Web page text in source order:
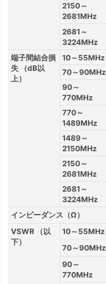
2150～
2681MHz
2681～
3224MHz
端子間結合損
失 （dB以
上）
10～55MHz
70～90MHz
90～
770MHz
770～
1489MHz
1489～
2150MHz
2150～
2681MHz
2681～
3224MHz
インピーダンス（Ω）
VSWR （以
下）
10～55MHz
70～90MHz
90～
770MHz